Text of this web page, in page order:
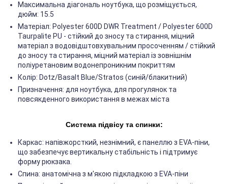
Максимальна діагональ ноутбука, що розміщується,
дюйм: 15.5
Матеріал: Polyester 600D DWR Treatment / Polyester 600D
Taurpalite PU - стійкий до зносу та стирання, міцний
матеріал з водовідштовхувальним просоченням / стійкий
до зносу та стирання, міцний матеріал із зовнішнім
поліуретановим водонепроникним покриттям
Колір: Dotz/Basalt Blue/Stratos (синій/блакитний)
Призначення: для ноутбука, для прогулянок та
повсякденного використання в межах міста
Система підвісу та спинки:
Каркас: напівжорсткий, незнімний, є панеллю з EVA-піни,
що забезпечує вертикальну стабільність і підтримує
форму рюкзака.
Спина: анатомічна з м'якою підкладкою з EVA-піни